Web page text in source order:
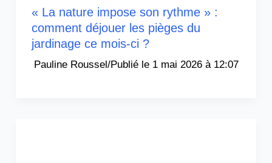
« La nature impose son rythme » :
comment déjouer les pièges du
jardinage ce mois-ci ?
Pauline Roussel/ 1 mai 2026 à 12:07